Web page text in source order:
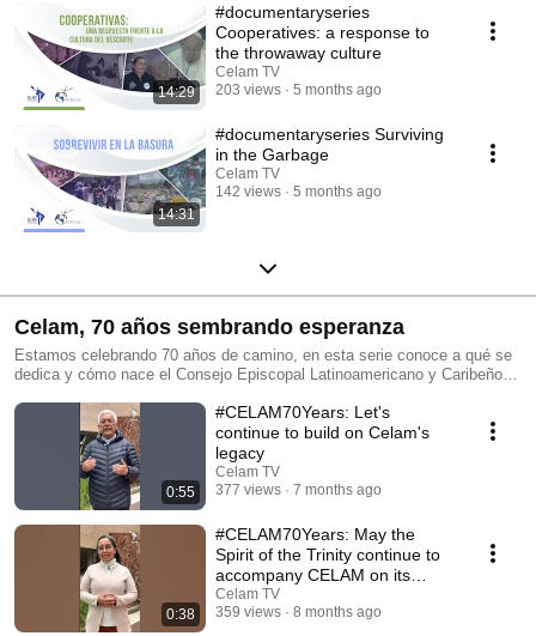
14:29
#documentaryseries
Cooperatives: a response to
the throwaway culture
Celam TV
203 views
5 months ago
14:31
#documentaryseries Surviving
in the Garbage
Celam TV
142 views
5 months ago
Celam, 70 años sembrando esperanza
Estamos celebrando 70 años de camino, en esta serie conoce a qué se
dedica y cómo nace el Consejo Episcopal Latinoamericano y Caribeño
camino de misi´n evangelizadora en la Iglesia de América Latina y el
0:55
#CELAM70Years: Let's
continue to build on Celam's
legacy
Celam TV
377 views
7 months ago
0:38
#CELAM70Years: May the
Spirit of the Trinity continue to
accompany CELAM on its
journey
Celam TV
359 views
8 months ago